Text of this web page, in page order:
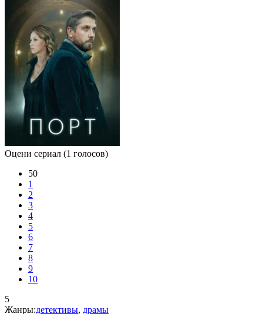
Оцени сериал (1 голосов)
50
1
2
3
4
5
6
7
8
9
10
5
Жанры:детективы, драмы